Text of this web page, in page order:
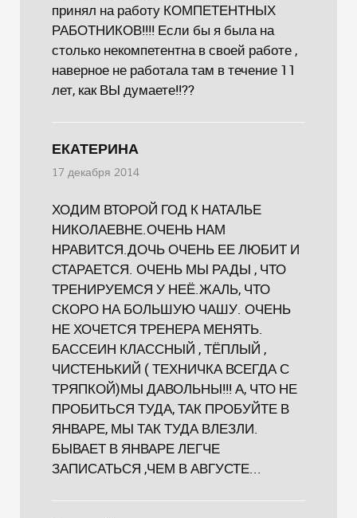
принял на работу КОМПЕТЕНТНЫХ
РАБОТНИКОВ!!!! Если бы я была на
столько некомпетентна в своей работе ,
наверное не работала там в течение 11
лет, как ВЫ думаете!!??
ЕКАТЕРИНА
17 декабря 2014
ХОДИМ ВТОРОЙ ГОД К НАТАЛЬЕ
НИКОЛАЕВНЕ.ОЧЕНЬ НАМ
НРАВИТСЯ.ДОЧЬ ОЧЕНЬ ЕЕ ЛЮБИТ И
СТАРАЕТСЯ. ОЧЕНЬ МЫ РАДЫ , ЧТО
ТРЕНИРУЕМСЯ У НЕЁ.ЖАЛЬ, ЧТО
СКОРО НА БОЛЬШУЮ ЧАШУ. ОЧЕНЬ
НЕ ХОЧЕТСЯ ТРЕНЕРА МЕНЯТЬ.
БАССЕИН КЛАССНЫЙ , ТЁПЛЫЙ ,
ЧИСТЕНЬКИЙ ( ТЕХНИЧКА ВСЕГДА С
ТРЯПКОЙ)МЫ ДАВОЛЬНЫ!!! А, ЧТО НЕ
ПРОБИТЬСЯ ТУДА, ТАК ПРОБУЙТЕ В
ЯНВАРЕ, МЫ ТАК ТУДА ВЛЕЗЛИ.
БЫВАЕТ В ЯНВАРЕ ЛЕГЧЕ
ЗАПИСАТЬСЯ ,ЧЕМ В АВГУСТЕ...